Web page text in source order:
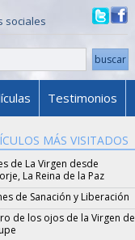
sociales
Testimonios
MÁS VISITADOS
de La Virgen desde
La Reina de la Paz
de Sanación y Liberación
de los ojos de la Virgen de